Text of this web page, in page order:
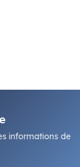
informations de